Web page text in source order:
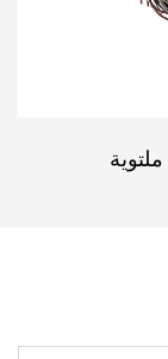
العمل لفترات
مع عدد أقل من
القرص. يؤدي
إلى تقليل فرص